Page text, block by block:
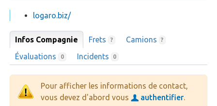
logaro.biz/
Infos Compagnie Frets ? Camions ?
Évaluations 0 Incidents 0
Pour afficher les informations de contact,
vous devez d'abord vous
authentifier